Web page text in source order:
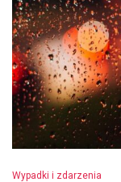
Wypadki i zdarzenia